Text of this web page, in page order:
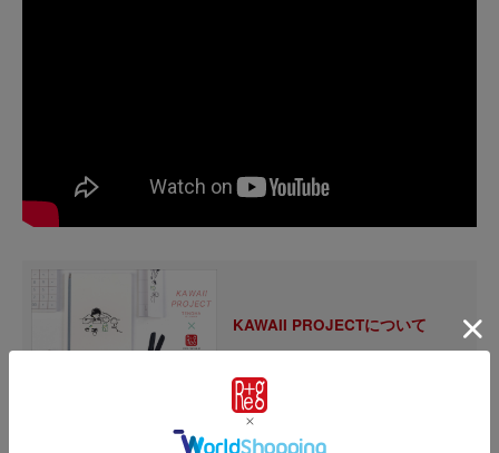
KAWAII PROJECTについて